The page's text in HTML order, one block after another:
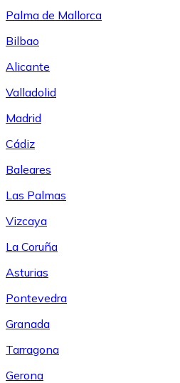
Palma de Mallorca
Bilbao
Alicante
Valladolid
Madrid
Cádiz
Baleares
Las Palmas
Vizcaya
La Coruña
Asturias
Pontevedra
Granada
Tarragona
Gerona